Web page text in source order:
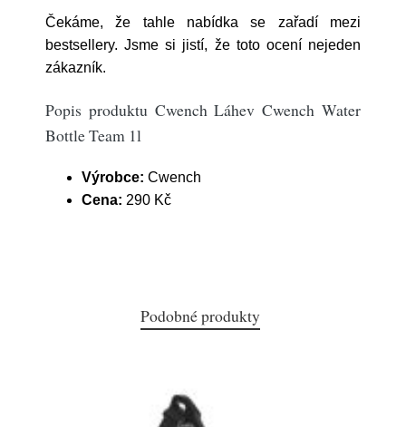
Čekáme, že tahle nabídka se zařadí mezi
bestsellery. Jsme si jistí, že toto ocení nejeden
zákazník.
Popis produktu Cwench Láhev Cwench Water
Bottle Team 1l
Výrobce: Cwench
Cena: 290 Kč
Podobné produkty